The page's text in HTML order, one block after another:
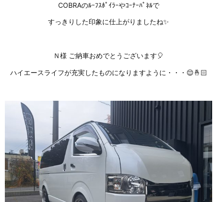
COBRAのﾙｰﾌｽﾎﾟｲﾗｰやｺｰﾅｰﾊﾟﾈﾙで
すっきりした印象に仕上がりましたね✨
Ｎ様 ご納車おめでとうございます🎈
ハイエースライフが充実したものになりますように・・・😌🤞🏻